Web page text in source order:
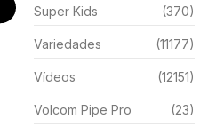
Super Kids (370)
Variedades (11177)
Vídeos (12151)
Volcom Pipe Pro (23)